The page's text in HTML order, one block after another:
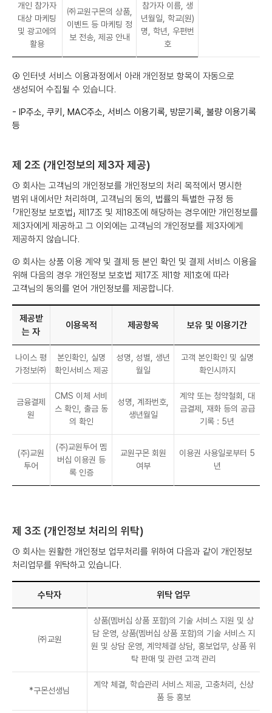
개인 참가자
대상 마케팅
및 광고에의
활용
㈜교원구몬의 상품,
이벤트 등 마케팅 정
보 전송, 제공 안내
참가자 이름, 생
년월일, 학교(원)
명, 학년, 우편번
호
④ 인터넷 서비스 이용과정에서 아래 개인정보 항목이 자동으로
생성되어 수집될 수 있습니다.
- IP주소, 쿠키, MAC주소, 서비스 이용기록, 방문기록, 불량 이용기록
등
제 2조 (개인정보의 제3자 제공)
① 회사는 고객님의 개인정보를 개인정보의 처리 목적에서 명시한
범위 내에서만 처리하며, 고객님의 동의, 법률의 특별한 규정 등
「개인정보 보호법」 제17조 및 제18조에 해당하는 경우에만 개인정보를
제3자에게 제공하고 그 이외에는 고객님의 개인정보를 제3자에게
제공하지 않습니다.
② 회사는 상품 이용 계약 및 결제 등 본인 확인 및 결제 서비스 이용을
위해 다음의 경우 개인정보 보호법 제17조 제1항 제1호에 따라
고객님의 동의를 얻어 개인정보를 제공합니다.
제공받
는 자
이용목적 제공항목 보유 및 이용기간
나이스 평
가정보㈜
본인확인, 실명
확인서비스 제공
성명, 성별, 생년
월일
고객 본인확인 및 실명
확인시까지
금융결제
원
CMS 이체 서비
스 확인, 출금 동
의 확인
성명, 계좌번호,
생년월일
계약 또는 청약철회, 대
금결제, 재화 등의 공급
기록 : 5년
(주)교원
투어
(주)교원투어 멤
버십 이용권 등
록 인증
교원구몬 회원
여부
이용권 사용일로부터 5
년
제 3조 (개인정보 처리의 위탁)
① 회사는 원활한 개인정보 업무처리를 위하여 다음과 같이 개인정보
처리업무를 위탁하고 있습니다.
수탁자 위탁 업무
㈜교원
상품(멤버십 상품 포함)의 기술 서비스 지원 및 상
담 운영, 상품(멤버십 상품 포함)의 기술 서비스 지
원 및 상담 운영, 계약체결 상담, 홍보업무, 상품 위
탁 판매 및 관련 고객 관리
*구몬선생님
계약 체결, 학습관리 서비스 제공, 고충처리, 신상
품 등 홍보